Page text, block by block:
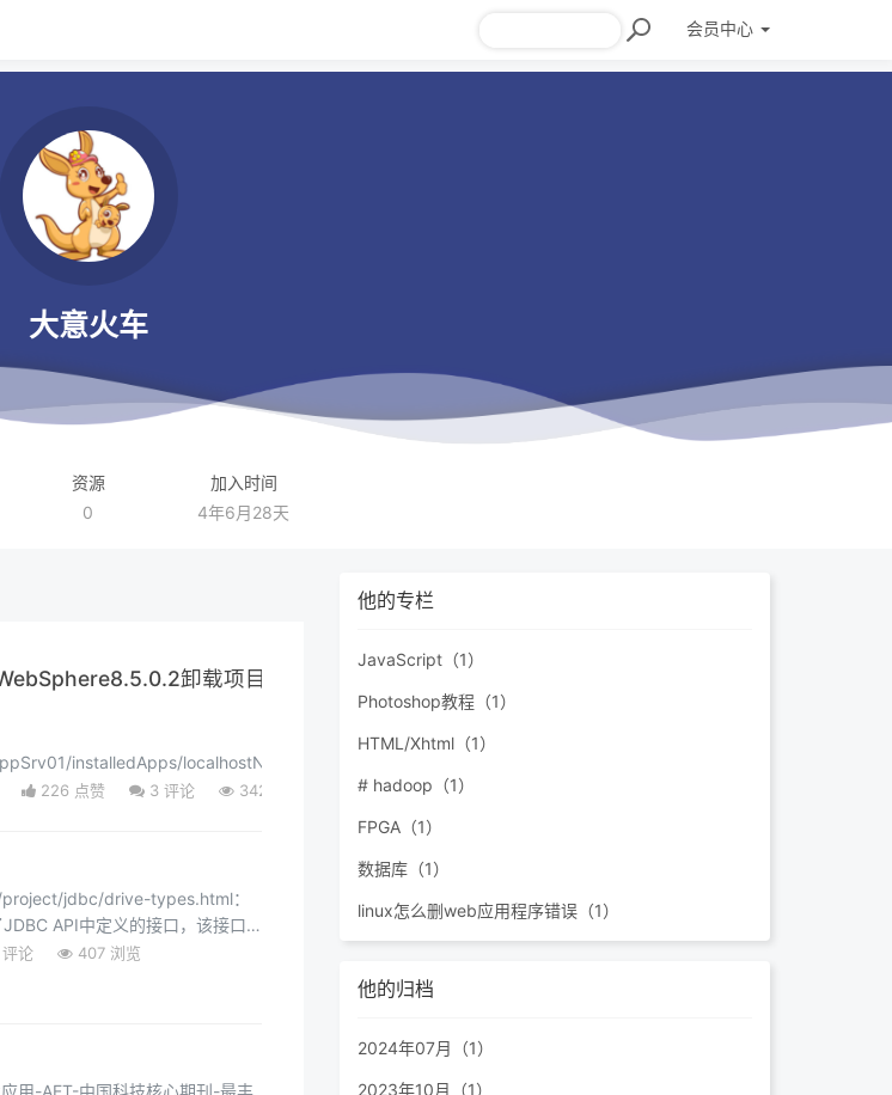
会员中心
大意火车
资源
0
加入时间
4年6月28天
卸载项目时出错，如何通过手
installedApps/localhostNode01Cell/xxx_war.ear(2)
AppServer/profiles/AppSrv01/config/cells/loc...
226 点赞 3 评论 342 浏览
jdbc/drive-types.html：
API中定义的接口，该接口
驱动程序可以打开数据库连接，
评论 407 浏览
用-AET-中国科技核心期刊-最丰
他的专栏
JavaScript（1）
Photoshop教程（1）
HTML/Xhtml（1）
# hadoop（1）
FPGA（1）
数据库（1）
linux怎么删web应用程序错误（1）
他的归档
2024年07月（1）
2023年10月（1）